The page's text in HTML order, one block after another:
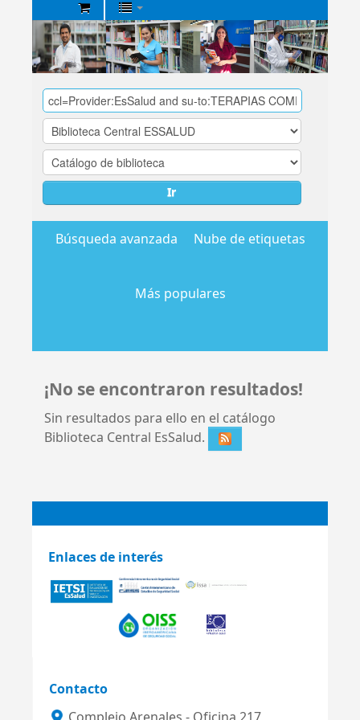
Biblioteca
Central
EsSalud
Ir
Búsqueda avanzada Nube de etiquetas
Más populares
¡No se encontraron resultados!
Sin resultados para ello en el catálogo
Biblioteca Central EsSalud.
Enlaces de interés
Contacto